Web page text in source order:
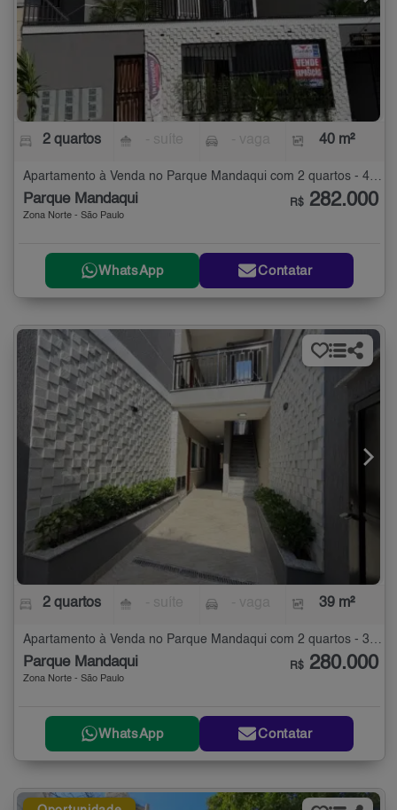
2 quartos 40 m²
Apartamento à Venda no Parque Mandaqui com 2 quartos - 40 m²
Parque Mandaqui
Zona Norte - São Paulo
R$ 282.000
WhatsApp Contatar
2 quartos 39 m²
Apartamento à Venda no Parque Mandaqui com 2 quartos - 39 m²
Parque Mandaqui
Zona Norte - São Paulo
R$ 280.000
WhatsApp Contatar